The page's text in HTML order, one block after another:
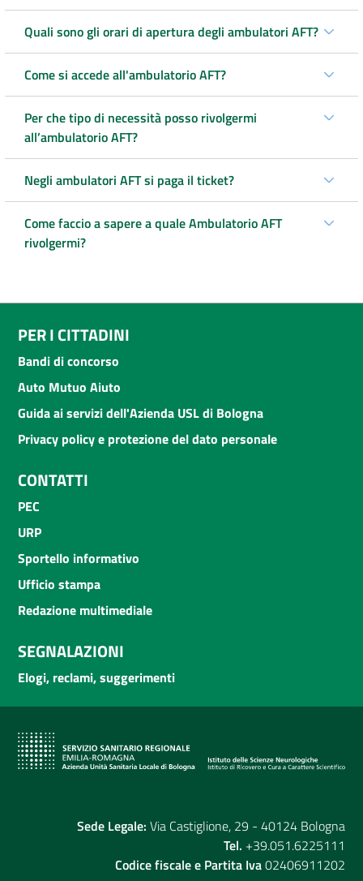
Quali sono gli orari di apertura degli ambulatori AFT?
Come si accede all'ambulatorio AFT?
Per che tipo di necessità posso rivolgermi
all’ambulatorio AFT?
Negli ambulatori AFT si paga il ticket?
Come faccio a sapere a quale Ambulatorio AFT
rivolgermi?
PER I CITTADINI
Bandi di concorso
Auto Mutuo Aiuto
Guida ai servizi dell'Azienda USL di Bologna
Privacy policy e protezione del dato personale
CONTATTI
PEC
URP
Sportello informativo
Ufficio stampa
Redazione multimediale
SEGNALAZIONI
Elogi, reclami, suggerimenti
Sede Legale: Via Castiglione, 29 - 40124 Bologna
Tel. +39.051.6225111
Codice fiscale e Partita Iva02406911202